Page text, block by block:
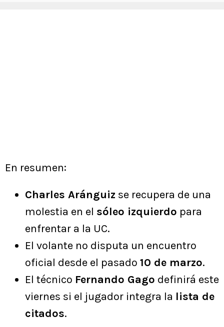
En resumen:
Charles Aránguiz se recupera de una
molestia en el sóleo izquierdo para
enfrentar a la UC.
El volante no disputa un encuentro
oficial desde el pasado 10 de marzo.
El técnico Fernando Gago definirá este
viernes si el jugador integra la lista de
citados.